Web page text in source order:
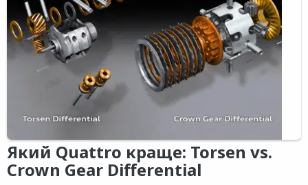
Який Quattro краще: Torsen vs.
Crown Gear Differential